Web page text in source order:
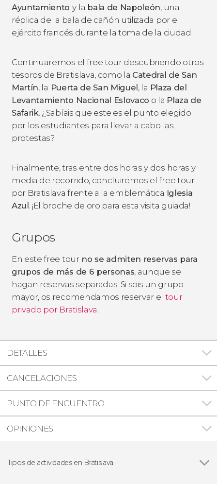
Ayuntamiento y la bala de Napoleón, una
réplica de la bala de cañón utilizada por el
ejército francés durante la toma de la ciudad.
Continuaremos el free tour descubriendo otros
tesoros de Bratislava, como la Catedral de San
Martín, la Puerta de San Miguel, la Plaza del
Levantamiento Nacional Eslovaco o la Plaza de
Safarik. ¿Sabíais que este es el punto elegido
por los estudiantes para llevar a cabo las
protestas?
Finalmente, tras entre dos horas y dos horas y
media de recorrido, concluiremos el free tour
por Bratislava frente a la emblemática Iglesia
Azul. ¡El broche de oro para esta visita guiada!
Grupos
En este free tourno se admiten reservas para
grupos de más de 6 personas, aunque se
hagan reservas separadas. Si sois un grupo
mayor, os recomendamos reservar el tour
privado por Bratislava.
DETALLES
CANCELACIONES
PUNTO DE ENCUENTRO
OPINIONES
Tipos de actividades en Bratislava